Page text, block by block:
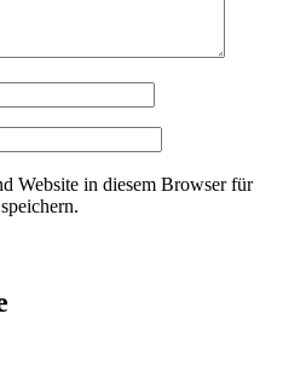
Website in diesem Browser für